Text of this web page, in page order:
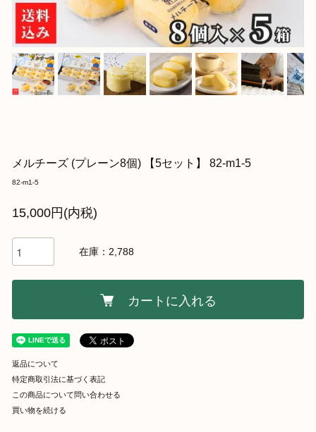
メルチーズ (プレーン8個) 【5セット】 82-m1-5
82-m1-5
15,000円(内税)
在庫：2,788
カートに入れる
返品について
特定商取引法に基づく表記
この商品について問い合わせる
買い物を続ける